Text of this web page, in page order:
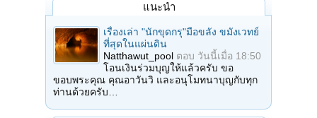
แนะนำ
เรื่องเล่า "นักขุดกรุ"มือขลัง ขมังเวทย์
ที่สุดในแผ่นดิน
Natthawut_pool ตอบ วันนี้เมื่อ 18:50
โอนเงินร่วมบุญให้แล้วครับ ขอ
ขอบพระคุณ คุณอาวันวิ และอนุโมทนาบุญกับทุก
ท่านด้วยครับ…